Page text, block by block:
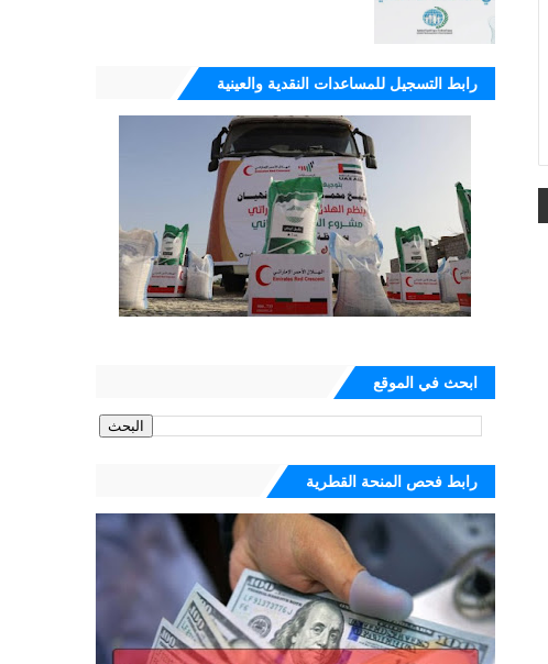
رابط التسجيل للمساعدات النقدية والعينية
ابحث في الموقع
رابط فحص المنحة القطرية